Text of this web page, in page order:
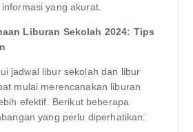
yang akurat.
Liburan Sekolah 2024: Tips
jadwal libur sekolah dan libur
mulai merencanakan liburan
efektif. Berikut beberapa
yang perlu diperhatikan: